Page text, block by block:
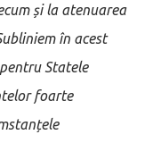
și la atenuarea
în acest
Statele
foarte